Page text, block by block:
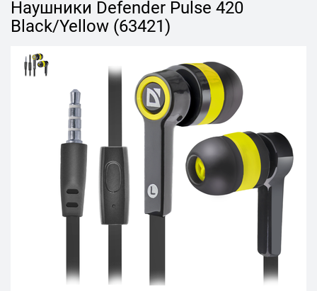
Наушники Defender Pulse 420
Black/Yellow (63421)